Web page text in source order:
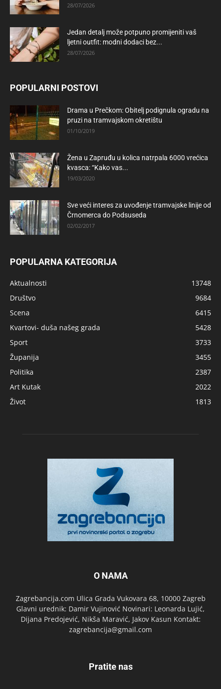
28/07/2026
Jedan detalj može potpuno promijeniti vaš
ljetni outfit: modni dodaci bez...
28/07/2026
POPULARNI POSTOVI
Drama u Prečkom: Obitelj podignula ogradu na
pruzi na tramvajskom okretištu
01/10/2019
Žena u Zapruđu u kolica natrpala 6000 vrećica
kvasca: “Kako vas...
19/03/2020
Sve veći interes za uvođenje tramvajske linije od
Črnomerca do Podsuseda
02/02/2017
POPULARNA KATEGORIJA
Aktualnosti
13748
Društvo
9684
Scena
6415
Kvartovi- duša našeg grada
5428
Sport
3733
Županija
3455
Politika
2387
Art Kutak
2022
Život
1813
O NAMA
Zagrebancija.com Ulica Grada Vukovara 68, 10000 Zagreb
Glavni urednik: Damir Vujinović Novinari: Leonarda Lujić,
Dijana Predojević, Nikša Maravić, Jakov Kasun Kontakt:
zagrebancija@gmail.com
Pratite nas